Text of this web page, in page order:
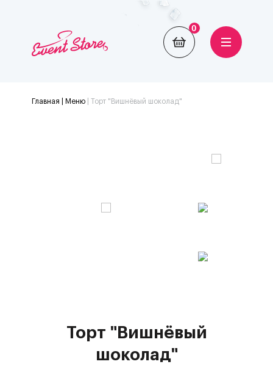
0
Главная | Меню| Торт "Вишнёвый шоколад"
Торт "Вишнёвый
шоколад"